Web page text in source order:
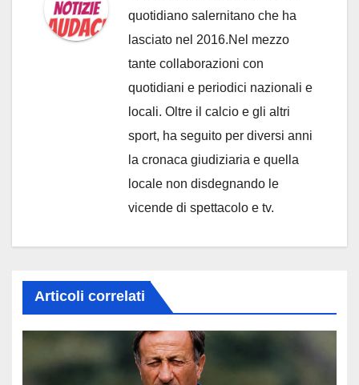
quotidiano salernitano che ha
lasciato nel 2016.Nel mezzo
tante collaborazioni con
quotidiani e periodici nazionali e
locali. Oltre il calcio e gli altri
sport, ha seguito per diversi anni
la cronaca giudiziaria e quella
locale non disdegnando le
vicende di spettacolo e tv.
Articoli correlati